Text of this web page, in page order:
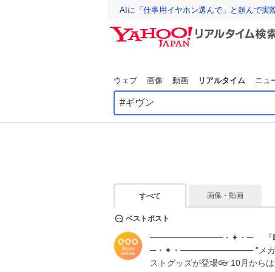
AIに「仕事用イヤホン選んで」と頼んで実
ウェブ 画像 動画 リアルタイム ニュ
すべて 画像・動画
ベストポスト
────────────・✦・─ 『
─・✦・──────────── "メガ
ストグッズが登場👓 10月から